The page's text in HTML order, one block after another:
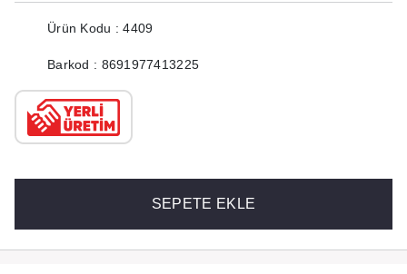
Ürün Kodu : 4409
Barkod : 8691977413225
SEPETE EKLE